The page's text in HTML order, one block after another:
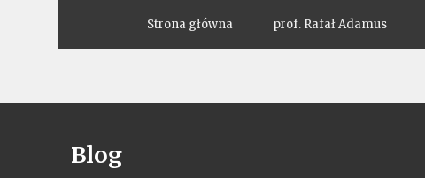
Strona główna prof. Rafał Adamus
Blog